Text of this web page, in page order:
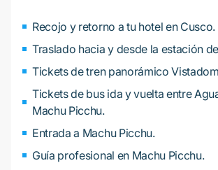
Recojo y retorno a tu hotel en Cusco.
Traslado hacia y desde la estación
Tickets de tren panorámico
Tickets de bus ida y vuelta entre
Machu Picchu.
Entrada a Machu Picchu.
Guía profesional en Machu Picchu.